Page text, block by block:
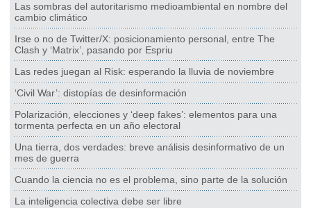
Las sombras del autoritarismo medioambiental en nombre del
cambio climático
Irse o no de Twitter/X: posicionamiento personal, entre The
Clash y ‘Matrix’, pasando por Espriu
Las redes juegan al Risk: esperando la lluvia de noviembre
‘Civil War’: distopías de desinformación
Polarización, elecciones y ‘deep fakes’: elementos para una
tormenta perfecta en un año electoral
Una tierra, dos verdades: breve análisis desinformativo de un
mes de guerra
Cuando la ciencia no es el problema, sino parte de la solución
La inteligencia colectiva debe ser libre